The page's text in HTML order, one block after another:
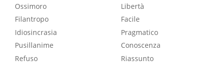
Ossimoro
Filantropo
Idiosincrasia
Pusillanime
Refuso
Libertà
Facile
Pragmatico
Conoscenza
Riassunto